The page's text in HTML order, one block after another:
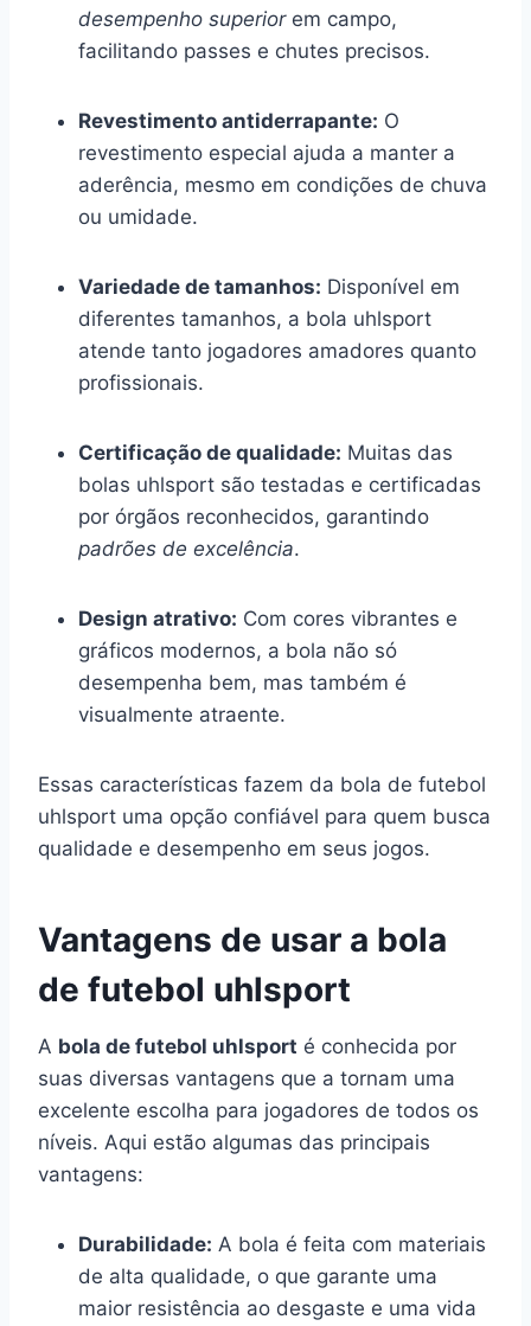
desempenho superiorem campo,
facilitando passes e chutes precisos.
Revestimento antiderrapante: O
revestimento especial ajuda a manter a
aderência, mesmo em condições de chuva
ou umidade.
Variedade de tamanhos: Disponível em
diferentes tamanhos, a bola uhlsport
atende tanto jogadores amadores quanto
profissionais.
Certificação de qualidade: Muitas das
bolas uhlsport são testadas e certificadas
por órgãos reconhecidos, garantindo
padrões de excelência.
Design atrativo: Com cores vibrantes e
gráficos modernos, a bola não só
desempenha bem, mas também é
visualmente atraente.
Essas características fazem da bola de futebol
uhlsport uma opção confiável para quem busca
qualidade e desempenho em seus jogos.
Vantagens de usar a bola
de futebol uhlsport
A bola de futebol uhlsport é conhecida por
suas diversas vantagens que a tornam uma
excelente escolha para jogadores de todos os
níveis. Aqui estão algumas das principais
vantagens:
Durabilidade: A bola é feita com materiais
de alta qualidade, o que garante uma
maior resistência ao desgaste e uma vida